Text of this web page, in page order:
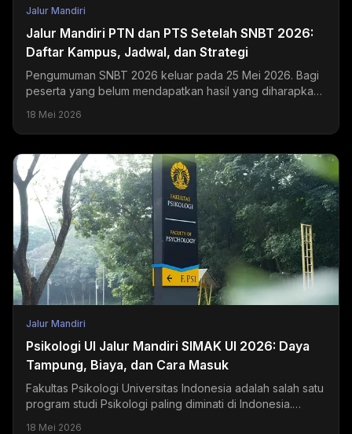
Jalur Mandiri
Jalur Mandiri PTN dan PTS Setelah SNBT 2026:
Daftar Kampus, Jadwal, dan Strategi
Pengumuman SNBT 2026 keluar pada 25 Mei 2026. Bagi
peserta yang belum mendapatkan hasil yang diharapkan,
18 Mei 2026
Jalur Mandiri
Psikologi UI Jalur Mandiri SIMAK UI 2026: Daya
Tampung, Biaya, dan Cara Masuk
Fakultas Psikologi Universitas Indonesia adalah salah satu
program studi Psikologi paling diminati di Indonesia.
18 Mei 2026